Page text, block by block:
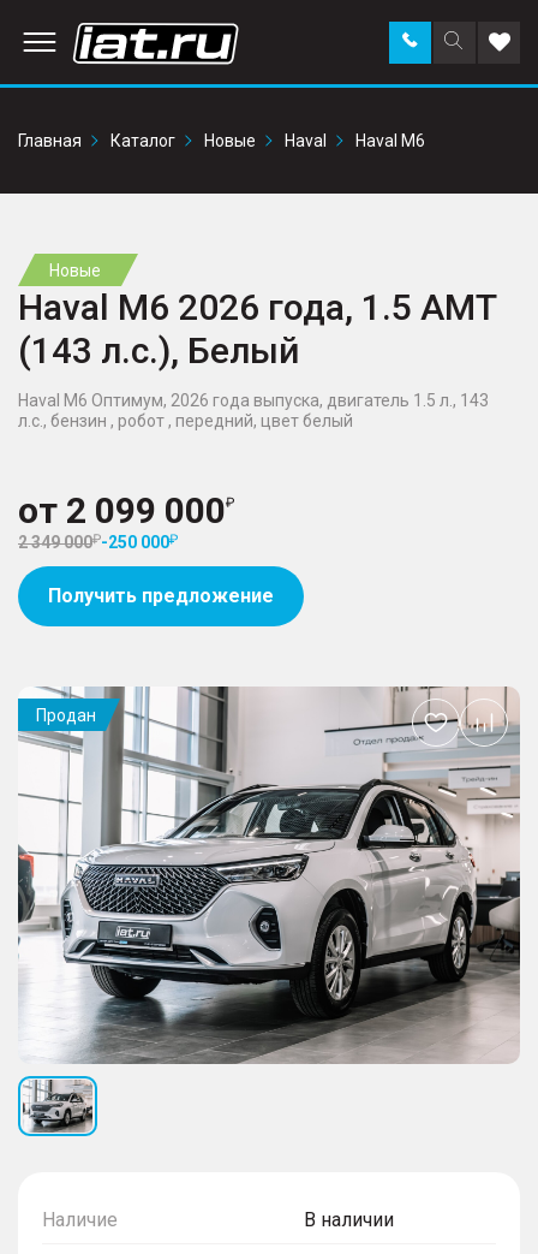
Поиск
по
Заказать
звонок в
Главная
Каталог Новые Haval Haval M6
Новые
Haval M6 2026 года, 1.5 AMT
(143 л.с.), Белый
Haval M6 Оптимум, 2026 года выпуска, двигатель 1.5 л., 143
л.с., бензин , робот , передний, цвет белый
от 2 099 000
2 349 000 -250 000
Получить предложение
Наличие В наличии
Продан
Добавить
в
избранное